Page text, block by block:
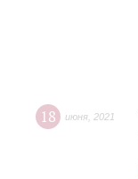
18 июня 2021